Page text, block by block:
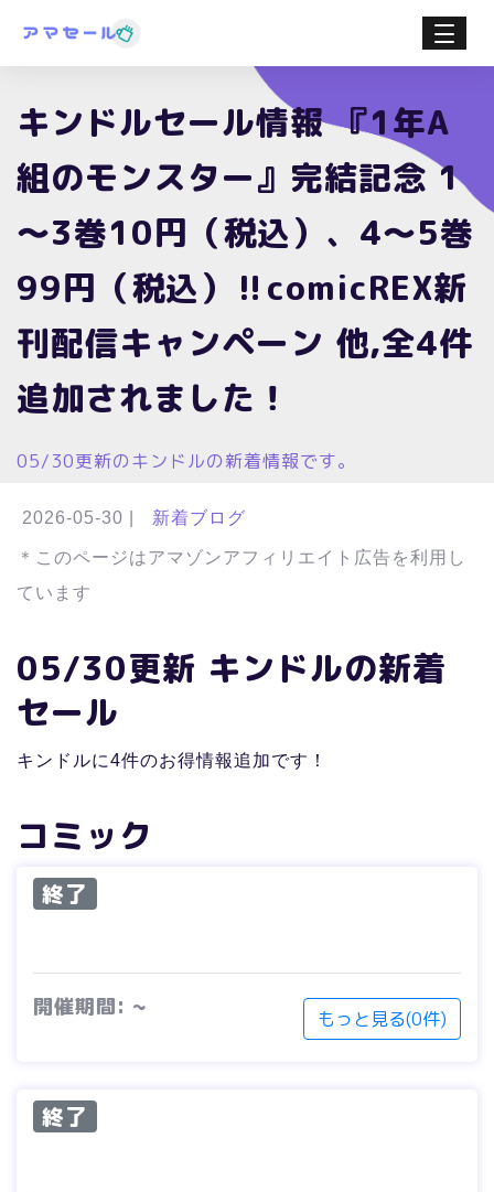
キンドルセール情報 『1年A
組のモンスター』完結記念 1
～3巻10円（税込）、4～5巻
99円（税込）‼comicREX新
刊配信キャンペーン 他,全4件
追加されました！
05/30更新のキンドルの新着情報です。
2026-05-30 新着ブログ
＊このページはアマゾンアフィリエイト広告を利用し
ています
05/30更新 キンドルの新着
セール
キンドルに4件のお得情報追加です！
コミック
終了
開催期間: ~ もっと見る(0件)
終了